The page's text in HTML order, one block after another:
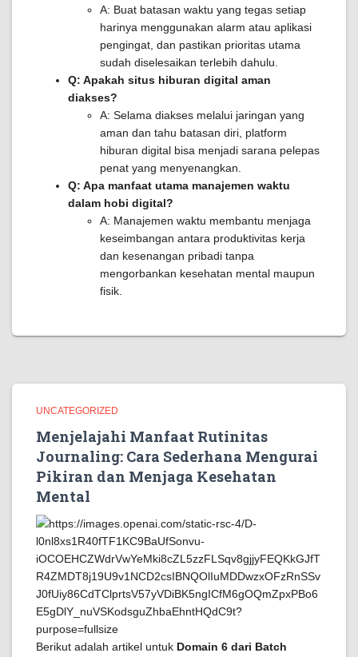
A: Buat batasan waktu yang tegas setiap
harinya menggunakan alarm atau aplikasi
pengingat, dan pastikan prioritas utama
sudah diselesaikan terlebih dahulu.
Q: Apakah situs hiburan digital aman
diakses?
A: Selama diakses melalui jaringan yang
aman dan tahu batasan diri, platform
hiburan digital bisa menjadi sarana pelepas
penat yang menyenangkan.
Q: Apa manfaat utama manajemen waktu
dalam hobi digital?
A: Manajemen waktu membantu menjaga
keseimbangan antara produktivitas kerja
dan kesenangan pribadi tanpa
mengorbankan kesehatan mental maupun
fisik.
UNCATEGORIZED
Menjelajahi Manfaat Rutinitas
Journaling: Cara Sederhana Mengurai
Pikiran dan Menjaga Kesehatan
Mental
Berikut adalah artikel untuk Domain 6 dari Batch